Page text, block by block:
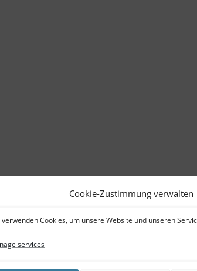
Cookie-Zustimmung verwalten
verwenden Cookies, um unsere Website und unseren
services